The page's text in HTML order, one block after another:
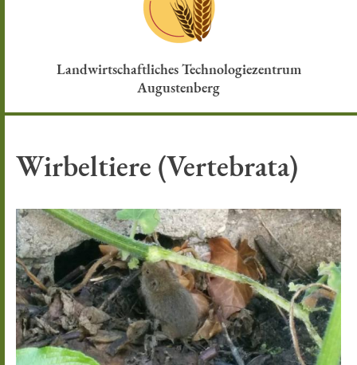
Landwirtschaftliches Technologiezentrum
Augustenberg
Wirbeltiere (Vertebrata)